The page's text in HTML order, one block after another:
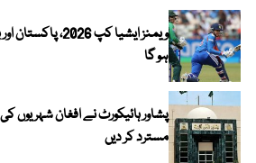
ویمنز ایشیا کپ
ہو گا
پشاور ہائیکورٹ نے افغان شہریوں
مسترد کر دیں